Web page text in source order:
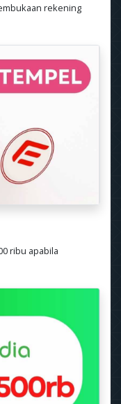
rekening
ribu apabila